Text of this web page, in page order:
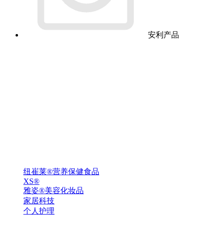
安利产品
纽崔莱®营养保健食品
XS®
雅姿®美容化妆品
家居科技
个人护理